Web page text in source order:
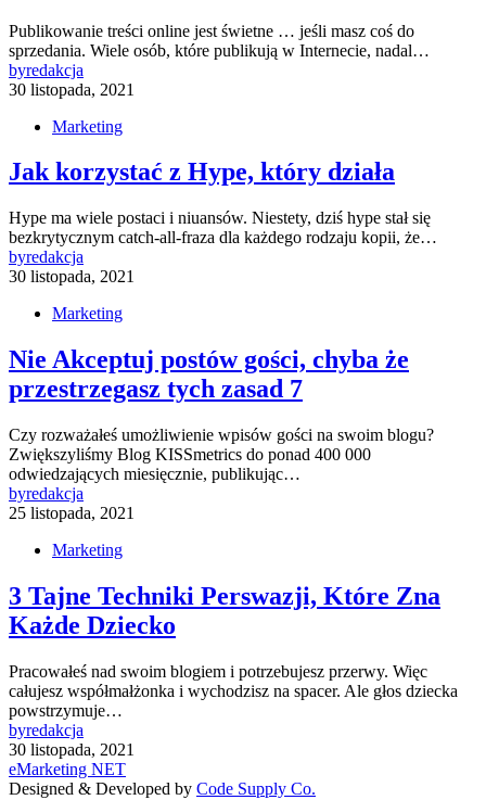
Publikowanie treści online jest świetne … jeśli masz coś do
sprzedania. Wiele osób, które publikują w Internecie, nadal…
byredakcja
30 listopada, 2021
Marketing
Jak korzystać z Hype, który działa
Hype ma wiele postaci i niuansów. Niestety, dziś hype stał się
bezkrytycznym catch-all-fraza dla każdego rodzaju kopii, że…
byredakcja
30 listopada, 2021
Marketing
Nie Akceptuj postów gości, chyba że
przestrzegasz tych zasad 7
Czy rozważałeś umożliwienie wpisów gości na swoim blogu?
Zwiększyliśmy Blog KISSmetrics do ponad 400 000
odwiedzających miesięcznie, publikując…
byredakcja
25 listopada, 2021
Marketing
3 Tajne Techniki Perswazji, Które Zna
Każde Dziecko
Pracowałeś nad swoim blogiem i potrzebujesz przerwy. Więc
całujesz współmałżonka i wychodzisz na spacer. Ale głos dziecka
powstrzymuje…
byredakcja
30 listopada, 2021
eMarketing NET
Designed & Developed by Code Supply Co.